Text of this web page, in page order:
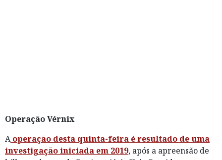
Operação Vérnix
Aoperação desta quinta-feira é resultado de uma
investigação iniciada em 2019, após a apreensão de